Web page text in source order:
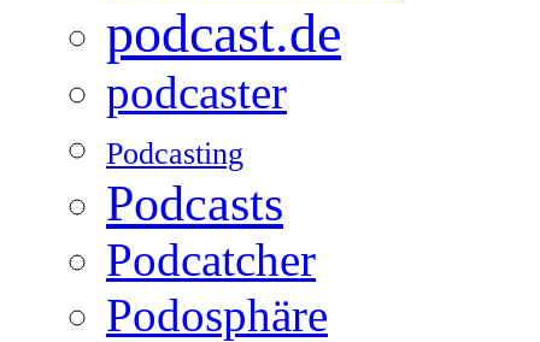
podcast.de
podcaster
Podcasting
Podcasts
Podcatcher
Podosphäre